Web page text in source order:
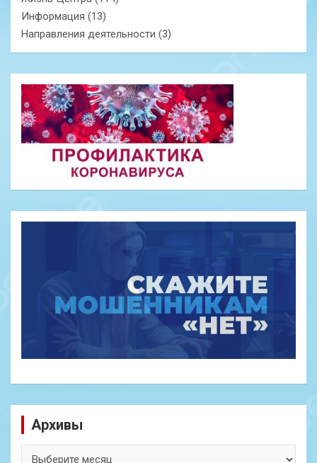
Информация (13)
Направления деятельности (3)
Архивы